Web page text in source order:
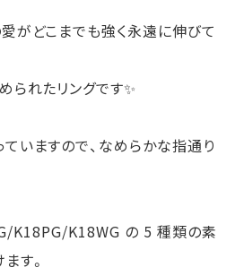
がどこまでも強く永遠に伸びて
られたリングです✨
いますので、なめらかな指通り
K18WG の 5 種類の素
す。